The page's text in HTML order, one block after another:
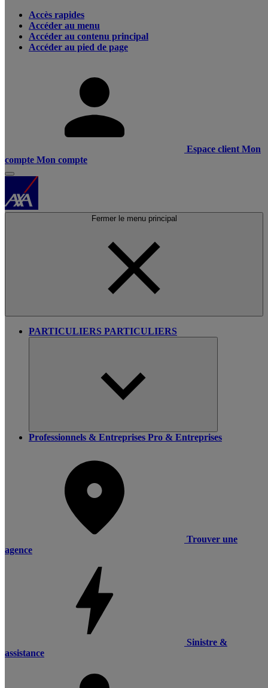
Accès rapides
Accéder au menu
Accéder au contenu principal
Accéder au pied de page
Espace client Mon
compte Mon compte
Fermer le menu principal
PARTICULIERS PARTICULIERS
Professionnels & Entreprises Pro & Entreprises
Trouver une
agence
Sinistre &
assistance